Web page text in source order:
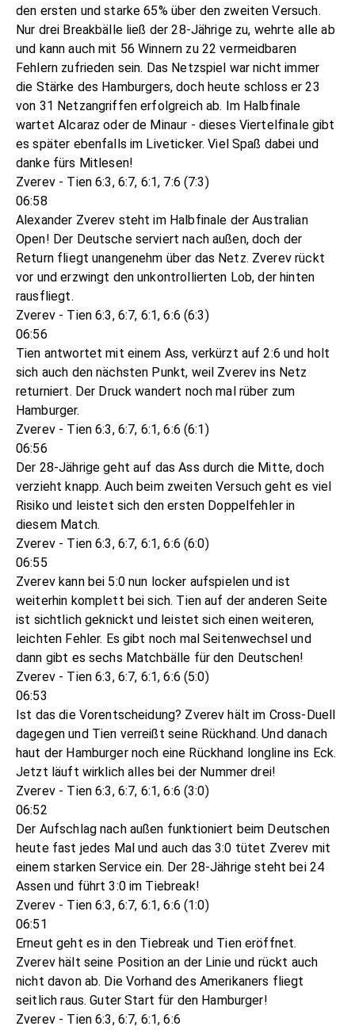
den ersten und starke 65% über den zweiten Versuch.
Nur drei Breakbälle ließ der 28-Jährige zu, wehrte alle ab
und kann auch mit 56 Winnern zu 22 vermeidbaren
Fehlern zufrieden sein. Das Netzspiel war nicht immer
die Stärke des Hamburgers, doch heute schloss er 23
von 31 Netzangriffen erfolgreich ab. Im Halbfinale
wartet Alcaraz oder de Minaur - dieses Viertelfinale gibt
es später ebenfalls im Liveticker. Viel Spaß dabei und
danke fürs Mitlesen!
Zverev - Tien 6:3, 6:7, 6:1, 7:6 (7:3)
06:58
Alexander Zverev steht im Halbfinale der Australian
Open! Der Deutsche serviert nach außen, doch der
Return fliegt unangenehm über das Netz. Zverev rückt
vor und erzwingt den unkontrollierten Lob, der hinten
rausfliegt.
Zverev - Tien 6:3, 6:7, 6:1, 6:6 (6:3)
06:56
Tien antwortet mit einem Ass, verkürzt auf 2:6 und holt
sich auch den nächsten Punkt, weil Zverev ins Netz
returniert. Der Druck wandert noch mal rüber zum
Hamburger.
Zverev - Tien 6:3, 6:7, 6:1, 6:6 (6:1)
06:56
Der 28-Jährige geht auf das Ass durch die Mitte, doch
verzieht knapp. Auch beim zweiten Versuch geht es viel
Risiko und leistet sich den ersten Doppelfehler in
diesem Match.
Zverev - Tien 6:3, 6:7, 6:1, 6:6 (6:0)
06:55
Zverev kann bei 5:0 nun locker aufspielen und ist
weiterhin komplett bei sich. Tien auf der anderen Seite
ist sichtlich geknickt und leistet sich einen weiteren,
leichten Fehler. Es gibt noch mal Seitenwechsel und
dann gibt es sechs Matchbälle für den Deutschen!
Zverev - Tien 6:3, 6:7, 6:1, 6:6 (5:0)
06:53
Ist das die Vorentscheidung? Zverev hält im Cross-Duell
dagegen und Tien verreißt seine Rückhand. Und danach
haut der Hamburger noch eine Rückhand longline ins Eck.
Jetzt läuft wirklich alles bei der Nummer drei!
Zverev - Tien 6:3, 6:7, 6:1, 6:6 (3:0)
06:52
Der Aufschlag nach außen funktioniert beim Deutschen
heute fast jedes Mal und auch das 3:0 tütet Zverev mit
einem starken Service ein. Der 28-Jährige steht bei 24
Assen und führt 3:0 im Tiebreak!
Zverev - Tien 6:3, 6:7, 6:1, 6:6 (1:0)
06:51
Erneut geht es in den Tiebreak und Tien eröffnet.
Zverev hält seine Position an der Linie und rückt auch
nicht davon ab. Die Vorhand des Amerikaners fliegt
seitlich raus. Guter Start für den Hamburger!
Zverev - Tien 6:3, 6:7, 6:1, 6:6